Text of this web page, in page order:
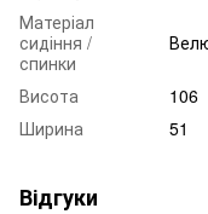
Матеріал
сидіння /
спинки
Висота
106
Ширина
51
Відгуки